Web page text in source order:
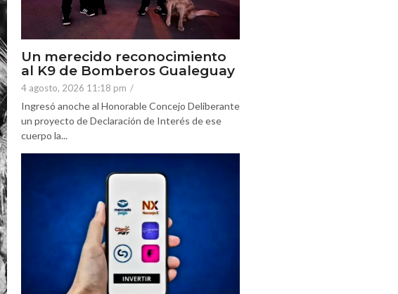
Un merecido reconocimiento
al K9 de Bomberos Gualeguay
4 agosto, 2026 11:18 pm /
Ingresó anoche al Honorable Concejo Deliberante
un proyecto de Declaración de Interés de ese
cuerpo la...